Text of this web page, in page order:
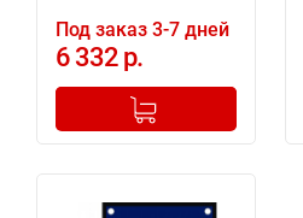
Под заказ 3-7 дней
6 332 р.
+
Добавлено в корзину